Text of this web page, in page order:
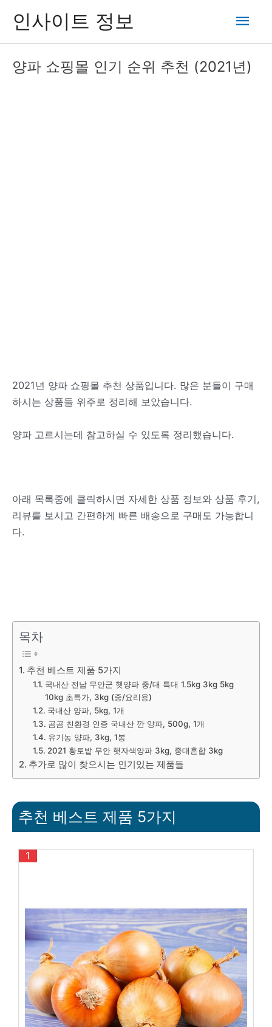
츠
인사이트 정보
메
인
메
양파 쇼핑몰 인기 순위 추천 (2021년)
2021년 양파 쇼핑몰 추천 상품입니다. 많은 분들이 구매
하시는 상품들 위주로 정리해 보았습니다.
양파 고르시는데 참고하실 수 있도록 정리했습니다.
아래 목록중에 클릭하시면 자세한 상품 정보와 상품 후기,
리뷰를 보시고 간편하게 빠른 배송으로 구매도 가능합니
다.
목차
추천 베스트 제품 5가지
국내산 전남 무안군 햇양파 중/대 특대 1.5kg 3kg 5kg
10kg 초특가, 3kg (중/요리용)
국내산 양파, 5kg, 1개
곰곰 친환경 인증 국내산 깐 양파, 500g, 1개
유기농 양파, 3kg, 1봉
2021 황토밭 무안 햇자색양파 3kg, 중대혼합 3kg
추가로 많이 찾으시는 인기있는 제품들
추천 베스트 제품 5가지
1